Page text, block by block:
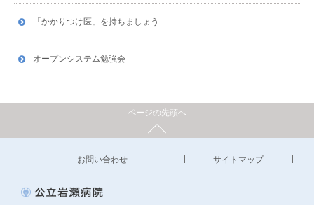
「かかりつけ医」を持ちましょう
オープンシステム勉強会
ページの先頭へ
お問い合わせ サイトマップ